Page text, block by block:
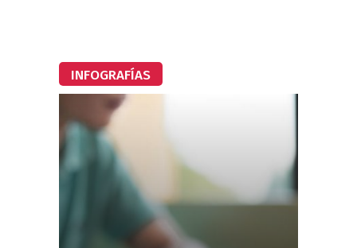
INFOGRAFÍAS